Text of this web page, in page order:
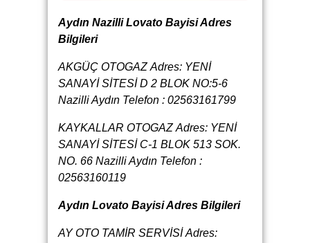
Aydın Nazilli Lovato Bayisi Adres
Bilgileri
AKGÜÇ OTOGAZ Adres: YENİ
SANAYİ SİTESİ D 2 BLOK NO:5-6
Nazilli Aydın Telefon : 02563161799
KAYKALLAR OTOGAZ Adres: YENİ
SANAYİ SİTESİ C-1 BLOK 513 SOK.
NO. 66 Nazilli Aydın Telefon :
02563160119
Aydın Lovato Bayisi Adres Bilgileri
AY OTO TAMİR SERVİSİAdres: